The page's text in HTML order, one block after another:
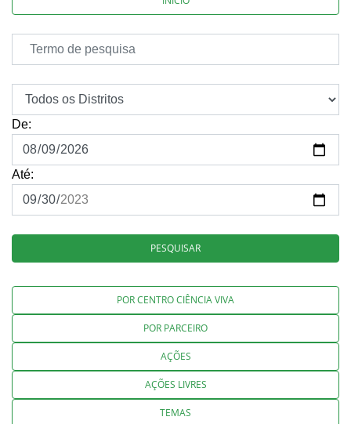
De:
Até:
PESQUISAR
POR CENTRO CIÊNCIA VIVA
POR PARCEIRO
AÇÕES
AÇÕES LIVRES
TEMAS